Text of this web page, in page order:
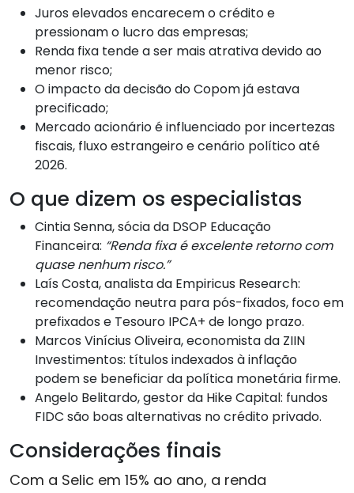
Juros elevados encarecem o crédito e
pressionam o lucro das empresas;
Renda fixa tende a ser mais atrativa devido ao
menor risco;
O impacto da decisão do Copom já estava
precificado;
Mercado acionário é influenciado por incertezas
fiscais, fluxo estrangeiro e cenário político até
2026.
O que dizem os especialistas
Cintia Senna, sócia da DSOP Educação
Financeira: “Renda fixa é excelente retorno com
quase nenhum risco.”
Laís Costa, analista da Empiricus Research:
recomendação neutra para pós-fixados, foco em
prefixados e Tesouro IPCA+ de longo prazo.
Marcos Vinícius Oliveira, economista da ZIIN
Investimentos: títulos indexados à inflação
podem se beneficiar da política monetária firme.
Angelo Belitardo, gestor da Hike Capital: fundos
FIDC são boas alternativas no crédito privado.
Considerações finais
Com a Selic em 15% ao ano, a renda